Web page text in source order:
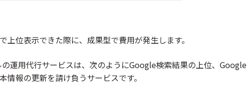
上位表示できた際に、成果型で費用が発生します。
運用代行サービスは、次のようにGoogle検索結果の上位、Google
報の更新を請け負うサービスです。